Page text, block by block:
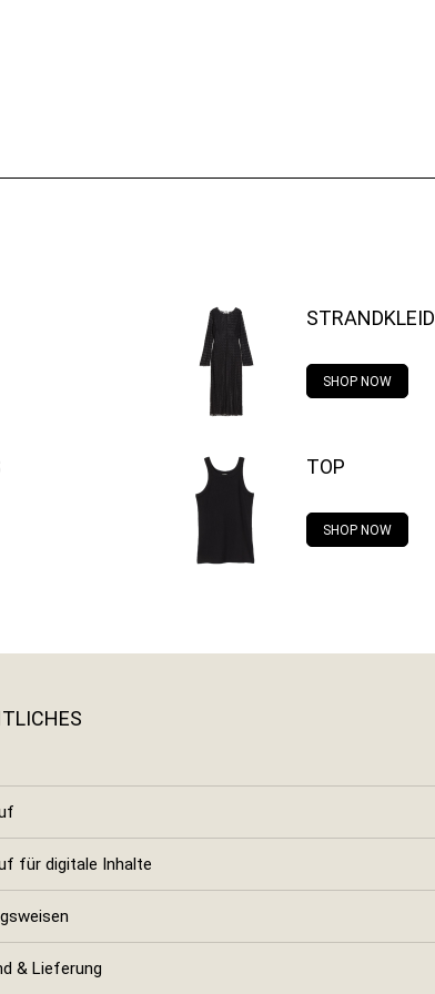
STRANDKLEID
SHOP NOW
TOP
SHOP NOW
für digitale Inhalte
& Lieferung